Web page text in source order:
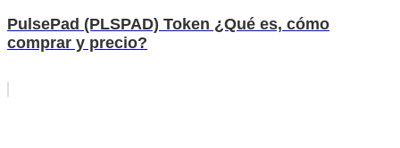
PulsePad (PLSPAD) Token ¿Qué es, cómo
comprar y precio?